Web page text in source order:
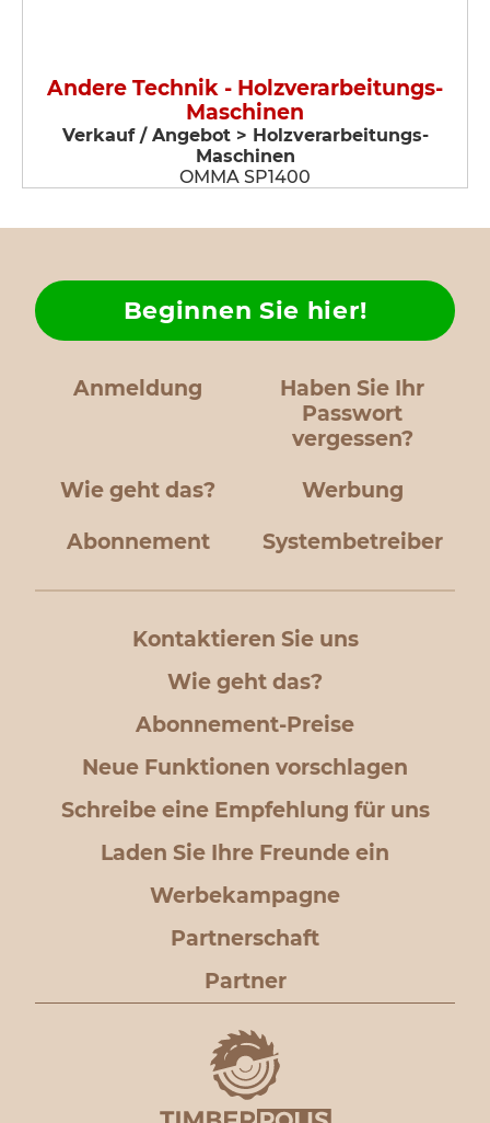
Andere Technik - Holzverarbeitungs-
Maschinen
Verkauf / Angebot > Holzverarbeitungs-
Maschinen
OMMA SP1400
Anmeldung
Haben Sie Ihr
Passwort
vergessen?
Wie geht das?
Beginnen Sie hier!
Werbung
Abonnement Systembetreiber
Kontaktieren Sie uns
Wie geht das?
Abonnement-Preise
Neue Funktionen vorschlagen
Schreibe eine Empfehlung für uns
Laden Sie Ihre Freunde ein
Werbekampagne
Partnerschaft
Partner